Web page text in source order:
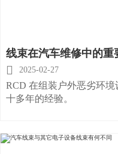
线束在汽车维修中的重
 2025-02-27
RCD 在组装户外恶劣环
十多年的经验。